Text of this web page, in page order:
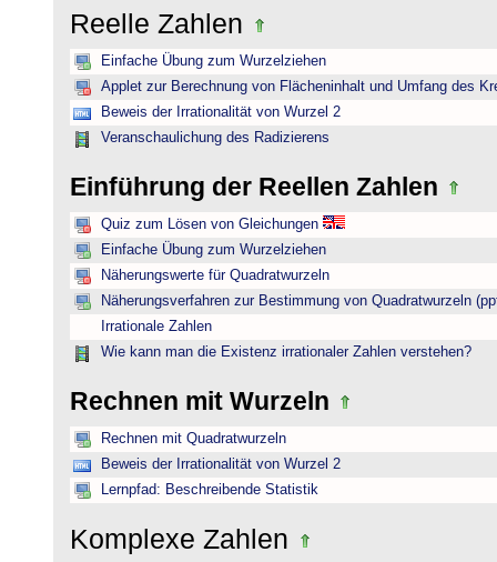
Reelle Zahlen
Einfache Übung zum Wurzelziehen
Applet zur Berechnung von Flächeninhalt und Umfang des
Beweis der Irrationalität von Wurzel 2
Veranschaulichung des Radizierens
Einführung der Reellen Zahlen
Quiz zum Lösen von Gleichungen
Einfache Übung zum Wurzelziehen
Näherungswerte für Quadratwurzeln
Näherungsverfahren zur Bestimmung von Quadratwurzeln
Irrationale Zahlen
Wie kann man die Existenz irrationaler Zahlen verstehen?
Rechnen mit Wurzeln
Rechnen mit Quadratwurzeln
Beweis der Irrationalität von Wurzel 2
Lernpfad: Beschreibende Statistik
Komplexe Zahlen